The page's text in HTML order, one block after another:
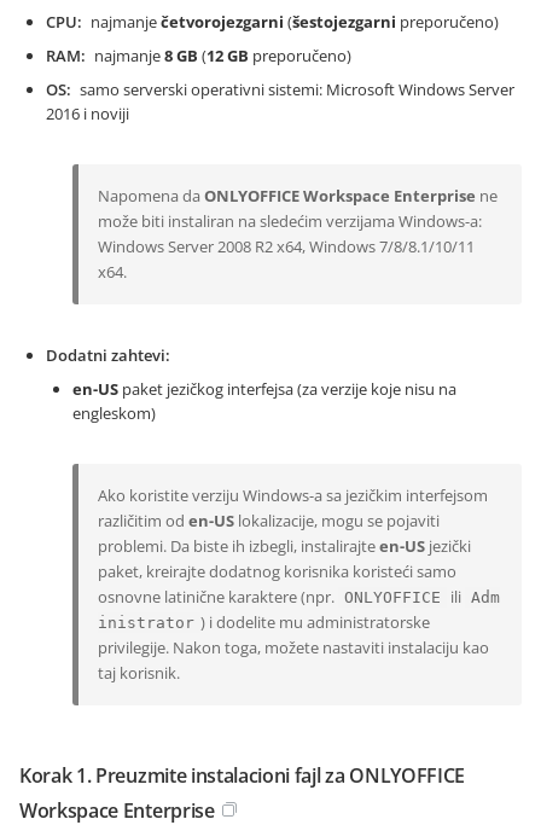
CPU
najmanječetvorojezgarni (šestojezgarni preporučeno)
RAM
najmanje8 GB (12 GB preporučeno)
OS
samo serverski operativni sistemi: Microsoft Windows Server
2016 i noviji
Napomena da ONLYOFFICE Workspace Enterprise ne
može biti instaliran na sledećim verzijama Windows-a:
Windows Server 2008 R2 x64, Windows 7/8/8.1/10/11
x64.
Dodatni zahtevi
en-US paket jezičkog interfejsa (za verzije koje nisu na
engleskom)
Ako koristite verziju Windows-a sa jezičkim interfejsom
različitim od en-US lokalizacije, mogu se pojaviti
problemi. Da biste ih izbegli, instalirajteen-US jezički
paket, kreirajte dodatnog korisnika koristeći samo
osnovne latinične karaktere (npr. ONLYOFFICE ili Adm
inistrator ) i dodelite mu administratorske
privilegije. Nakon toga, možete nastaviti instalaciju kao
taj korisnik.
Korak 1. Preuzmite instalacioni fajl za ONLYOFFICE
Workspace Enterprise